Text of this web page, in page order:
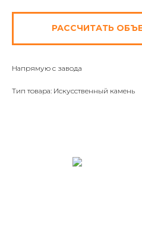
РАССЧИТАТЬ
Напрямую с завода
Тип товара: Искусственный камень